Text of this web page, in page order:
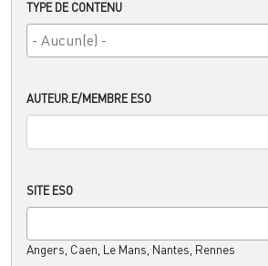
TYPE DE CONTENU
AUTEUR.E/MEMBRE ESO
SITE ESO
Angers, Caen, Le Mans, Nantes, Rennes